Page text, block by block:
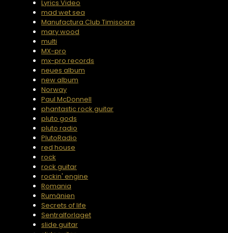
Lyrics Video
mad wet sea
Manufactura Club Timisoara
mary wood
multi
MX-pro
mx-pro records
neues album
new album
Norway
Paul McDonnell
phantastic rock guitar
pluto gods
pluto radio
PlutoRadio
red house
rock
rock guitar
rockin' engine
Romania
Rumänien
Secrets of life
Sentralforlaget
slide guitar